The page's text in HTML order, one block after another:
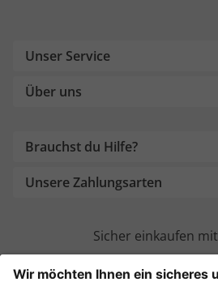
Unser Service
Über uns
Brauchst du Hilfe?
Unsere Zahlungsarten
Sicher einkaufen mit